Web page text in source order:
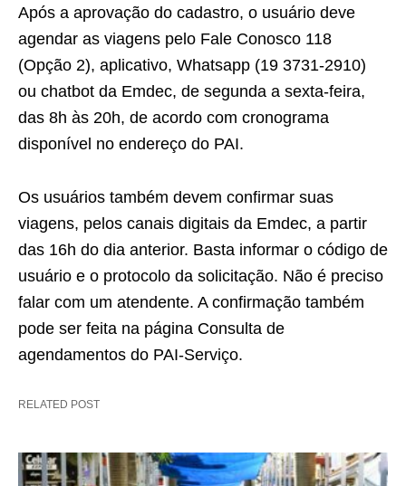
Após a aprovação do cadastro, o usuário deve
agendar as viagens pelo Fale Conosco 118
(Opção 2), aplicativo, Whatsapp (19 3731-2910)
ou chatbot da Emdec, de segunda a sexta-feira,
das 8h às 20h, de acordo com cronograma
disponível no endereço do PAI.
Os usuários também devem confirmar suas
viagens, pelos canais digitais da Emdec, a partir
das 16h do dia anterior. Basta informar o código de
usuário e o protocolo da solicitação. Não é preciso
falar com um atendente. A confirmação também
pode ser feita na página Consulta de
agendamentos do PAI-Serviço.
RELATED POST